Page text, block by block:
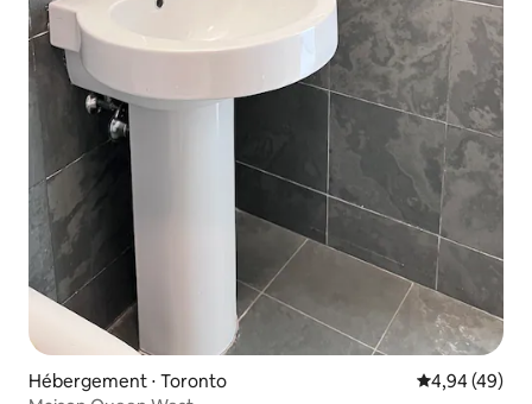
Hébergement ⋅ Toronto Évaluation
4,94 (49)